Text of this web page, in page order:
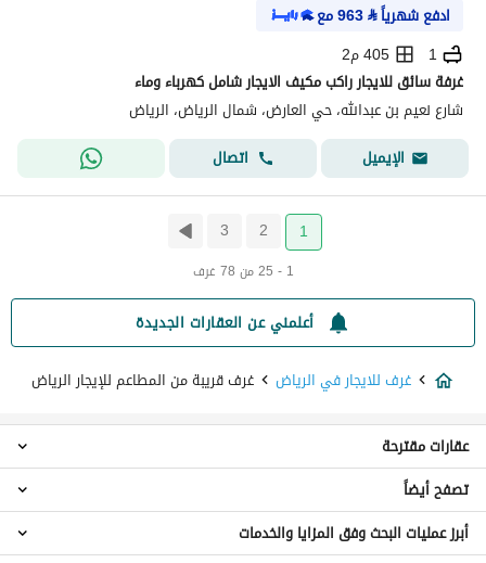
ادفع شهرياً⃁
963مع
1
405 م2
غرفة سائق للايجار راكب مكيف الايجار شامل كهرباء وماء
شارع نعيم بن عبدالله، حي العارض، شمال الرياض، الرياض
الإيميل
اتصال
1
2
3
1 - 25 من 78 غرف
أعلمني عن العقارات الجديدة
غرف للايجار في الرياض
غرف قريبة من المطاعم للإيجار الرياض
شقق للايجار في الرياض
فلل للايجار في الرياض
ادوار للايجار في الرياض
عقارات مقترحة
غرف للايجار مفروشة في الرياض
تصفح أيضاً
أبرز عمليات البحث وفق المزايا والخدمات